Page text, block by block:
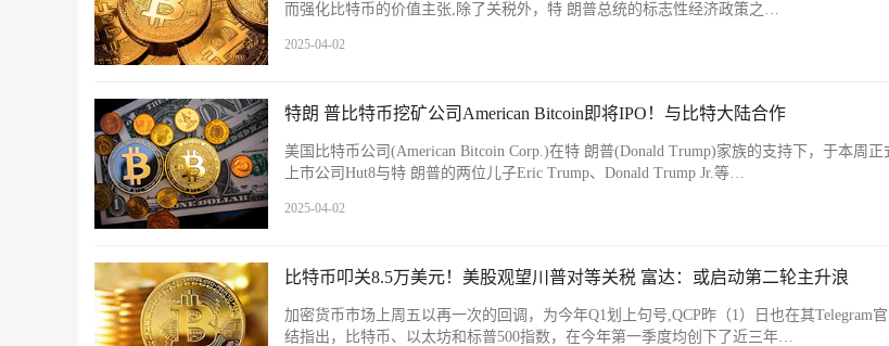
而强化比特币的价值主张,除了关税外，特 朗普总统的标志性经济政策之…
2025-04-02
特朗 普比特币挖矿公司American Bitcoin即将IPO！与比特大陆合作
美国比特币公司(American Bitcoin Corp.)在特 朗普(Donald Trump)家族的支持下，于本周正
上市公司Hut8与特 朗普的两位儿子Eric Trump、Donald Trump Jr.等…
2025-04-02
比特币叩关8.5万美元！美股观望川普对等关税 富达：或启动第二轮主升浪
加密货币市场上周五以再一次的回调，为今年Q1划上句号,QCP昨（1）日也在其Telegram
结指出，比特币、以太坊和标普500指数，在今年第一季度均创下了近三年…